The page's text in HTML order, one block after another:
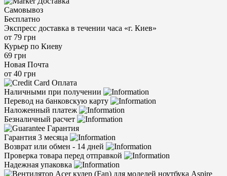
Самовывоз
Бесплатно
Экспресс доставка в течении часа «г. Киев»
от 79 грн
Курьер по Киеву
69 грн
Новая Почта
от 40 грн
Оплата
Наличными при получении
Перевод на банковскую карту
Наложенный платеж
Безналичный расчет
Гарантия
Гарантия 3 месяца
Возврат или обмен - 14 дней
Проверка товара перед отправкой
Надежная упаковка